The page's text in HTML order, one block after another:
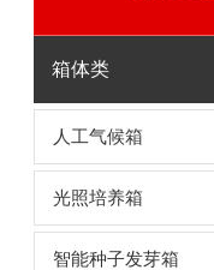
箱体类
人工气候箱
光照培养箱
智能种子发芽箱